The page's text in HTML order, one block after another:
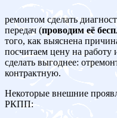
ремонтом сделать
передач (проводим её
того, как выяснена
посчитаем цену на
сделать выгоднее:
контрактную.
Некоторые внешние
РКПП: